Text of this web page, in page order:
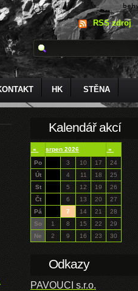
RSS zdroj
HK STĚNA
Kalendář akcí
« srpen 2026
»
Po
3 10 17
24
Út
4 11 18
25
St
5 12 19
26
Čt
6 13 20
27
Pá
7 14 21
28
So
1 8 15 22
29
Ne
2 9 16 23 30
Odkazy
PAVOUCI s.r.o.